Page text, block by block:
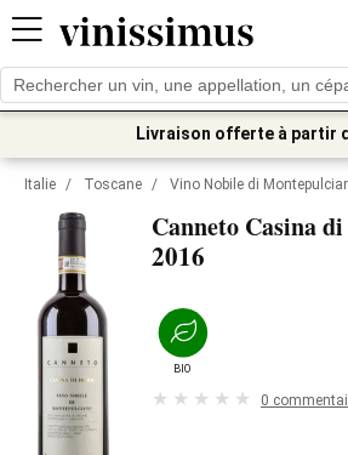
Livraison offerte à partir
Italie / Toscane / Vino Nobile di
Canneto Casina
2016
BIO
0